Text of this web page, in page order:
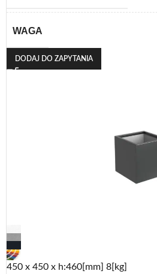
WAGA
DODAJ DO ZAPYTANIA
450 x 450 x h:460[mm] 8[kg]